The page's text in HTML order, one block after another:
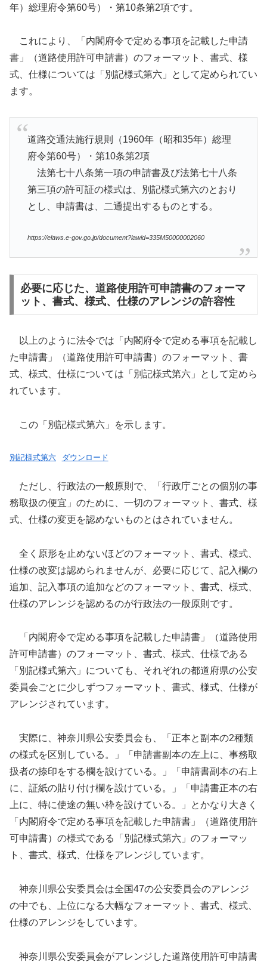
年）総理府令第60号）・第10条第2項です。
これにより、「内閣府令で定める事項を記載した申請
書」（道路使用許可申請書）のフォーマット、書式、様
式、仕様については「別記様式第六」として定められてい
ます。
道路交通法施行規則（1960年（昭和35年）総理
府令第60号）・第10条第2項
法第七十八条第一項の申請書及び法第七十八条
第三項の許可証の様式は、別記様式第六のとおり
とし、申請書は、二通提出するものとする。
https://elaws.e-gov.go.jp/document?lawid=335M50000002060
必要に応じた、道路使用許可申請書のフォーマ
ット、書式、様式、仕様のアレンジの許容性
以上のように法令では「内閣府令で定める事項を記載し
た申請書」（道路使用許可申請書）のフォーマット、書
式、様式、仕様については「別記様式第六」として定めら
れています。
この「別記様式第六」を示します。
別記様式第六 ダウンロード
ただし、行政法の一般原則で、「行政庁ごとの個別の事
務取扱の便宜」のために、一切のフォーマット、書式、様
式、仕様の変更を認めないものとはされていません。
全く原形を止めないほどのフォーマット、書式、様式、
仕様の改変は認められませんが、必要に応じて、記入欄の
追加、記入事項の追加などのフォーマット、書式、様式、
仕様のアレンジを認めるのが行政法の一般原則です。
「内閣府令で定める事項を記載した申請書」（道路使用
許可申請書）のフォーマット、書式、様式、仕様である
「別記様式第六」についても、それぞれの都道府県の公安
委員会ごとに少しずつフォーマット、書式、様式、仕様が
アレンジされています。
実際に、神奈川県公安委員会も、「正本と副本の2種類
の様式を区別している。」「申請書副本の左上に、事務取
扱者の捺印をする欄を設けている。」「申請書副本の右上
に、証紙の貼り付け欄を設けている。」「申請書正本の右
上に、特に使途の無い枠を設けている。」とかなり大きく
「内閣府令で定める事項を記載した申請書」（道路使用許
可申請書）の様式である「別記様式第六」のフォーマッ
ト、書式、様式、仕様をアレンジしています。
神奈川県公安委員会は全国47の公安委員会のアレンジ
の中でも、上位になる大幅なフォーマット、書式、様式、
仕様のアレンジをしています。
神奈川県公安委員会がアレンジした道路使用許可申請書